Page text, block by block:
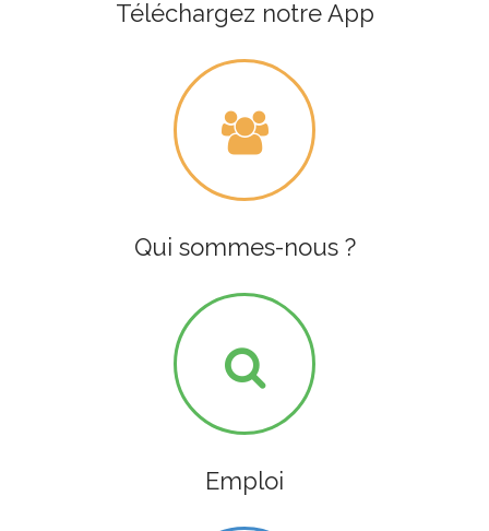
Téléchargez notre App
Qui sommes-nous ?
Emploi